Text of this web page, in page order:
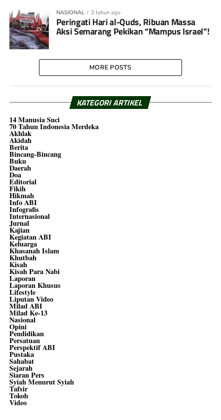
NASIONAL 3 tahun ago
Peringati Hari al-Quds, Ribuan Massa
Aksi Semarang Pekikan “Mampus Israel”!
MORE POSTS
KATEGORI ARTIKEL
14 Manusia Suci
70 Tahun Indonesia Merdeka
Akhlak
Akidah
Berita
Bincang-Bincang
Buku
Daerah
Doa
Editorial
Fikih
Hikmah
Info ABI
Infografis
Internasional
Jurnal
Kajian
Kegiatan ABI
Keluarga
Khasanah Islam
Khutbah
Kisah
Kisah Para Nabi
Laporan
Laporan Khusus
Lifestyle
Liputan Video
Milad ABI
Milad Ke-13
Nasional
Opini
Pendidikan
Persatuan
Perspektif ABI
Pustaka
Sahabat
Sejarah
Siaran Pers
Syiah Menurut Syiah
Tafsir
Tokoh
Video